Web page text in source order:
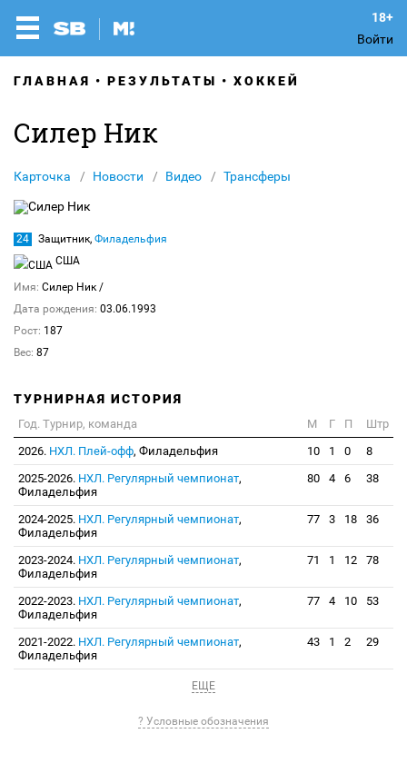
Войти
ГЛАВНАЯ РЕЗУЛЬТАТЫ ХОККЕЙ
Силер Ник
Карточка Новости Видео Трансферы
24 Защитник, Филадельфия
США
Имя: Силер Ник /
Дата рождения: 03.06.1993
Рост: 187
Вес: 87
ТУРНИРНАЯ ИСТОРИЯ
Год. Турнир, команда М Г П
Штр
2026. НХЛ. Плей-офф, Филадельфия 10 1 0
8
2025-2026. НХЛ. Регулярный чемпионат,
Филадельфия
80 4 6 38
2024-2025. НХЛ. Регулярный чемпионат,
Филадельфия
77 3 18 36
2023-2024. НХЛ. Регулярный чемпионат,
Филадельфия
71 1 12 78
2022-2023. НХЛ. Регулярный чемпионат,
Филадельфия
77 4 10 53
2021-2022. НХЛ. Регулярный чемпионат,
Филадельфия
43 1 2 29
ЕЩЕ
? Условные обозначения